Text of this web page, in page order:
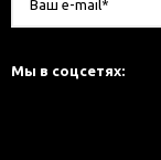
Мы в соцсетях: